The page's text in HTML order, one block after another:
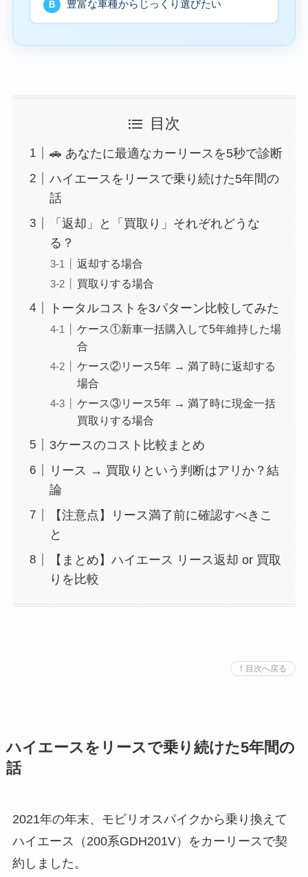
B 豊富な車種からじっくり選びたい
目次
🚗 あなたに最適なカーリースを5秒で診断
ハイエースをリースで乗り続けた5年間の
話
「返却」と「買取り」それぞれどうな
る？
返却する場合
買取りする場合
トータルコストを3パターン比較してみた
ケース①新車一括購入して5年維持した場
合
ケース②リース5年 → 満了時に返却する
場合
ケース③リース5年 → 満了時に現金一括
買取りする場合
3ケースのコスト比較まとめ
リース → 買取りという判断はアリか？結
論
【注意点】リース満了前に確認すべきこ
と
【まとめ】ハイエース リース返却 or 買取
りを比較
⇧ 目次へ戻る
ハイエースをリースで乗り続けた5年間の
話
2021年の年末、モビリオスパイクから乗り換えて
ハイエース（200系GDH201V）をカーリースで契
約しました。